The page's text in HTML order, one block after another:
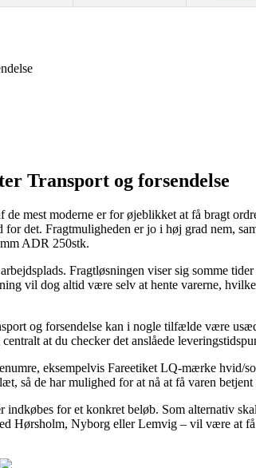
Transport og forsendelse
mest moderne er for øjeblikket at få bragt
det. Fragtmuligheden er jo i høj grad nem,
ADR 250stk.
Fragtløsningen viser sig somme tider
vil dog altid være selv at hente varerne,
og forsendelse kan i nogle tilfælde være
at du checker det anslåede
eksempelvis Fareetiket LQ-mærke hvid/
så de har mulighed for at nå at få varen
for et konkret beløb. Som alternativ
Hørsholm, Nyborg eller Lemvig – vil være at